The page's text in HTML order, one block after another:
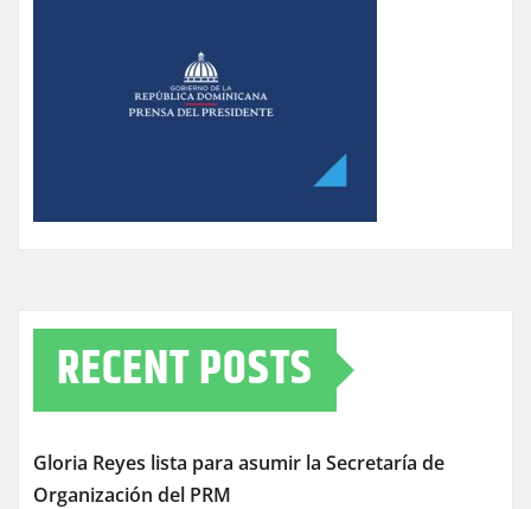
RECENT POSTS
Gloria Reyes lista para asumir la Secretaría de
Organización del PRM